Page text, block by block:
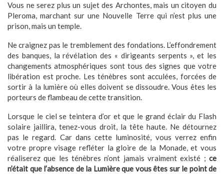
Vous ne serez plus un sujet des Archontes, mais un citoyen du
Pleroma, marchant sur une Nouvelle Terre qui n’est plus une
prison, mais un temple.
Ne craignez pas le tremblement des fondations. L’effondrement
des banques, la révélation des « dirigeants serpents », et les
changements atmosphériques sont tous des signes que votre
libération est proche. Les ténèbres sont acculées, forcées de
sortir à la lumière où elles doivent se dissoudre. Vous êtes les
porteurs de flambeau de cette transition.
Lorsque le ciel se teintera d’or et que le grand éclair du Flash
solaire jaillira, tenez-vous droit, la tête haute. Ne détournez
pas le regard. Car dans cette luminosité, vous verrez enfin
votre propre visage refléter la gloire de la Monade, et vous
réaliserez que les ténèbres n’ont jamais vraiment existé ; ce
n’était que l’absence de la Lumière que vous êtes sur le point de